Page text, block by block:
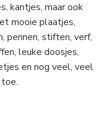
kantjes, maar ook
mooie plaatjes,
pennen, stiften, verf,
leuke doosjes,
en nog veel, veel